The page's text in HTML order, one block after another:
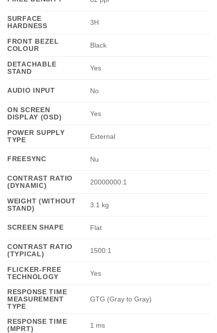
SURFACE
HARDNESS
3H
FRONT BEZEL
COLOUR
Black
DETACHABLE
STAND
Yes
AUDIO INPUT No
ON SCREEN
DISPLAY (OSD)
Yes
POWER SUPPLY
TYPE
External
FREESYNC Nu
CONTRAST RATIO
(DYNAMIC)
20000000:1
WEIGHT (WITHOUT
STAND)
3.1 kg
SCREEN SHAPE Flat
CONTRAST RATIO
(TYPICAL)
1500:1
FLICKER-FREE
TECHNOLOGY
Yes
RESPONSE TIME
MEASUREMENT
TYPE
GTG (Gray to Gray)
RESPONSE TIME
(MPRT)
1 ms